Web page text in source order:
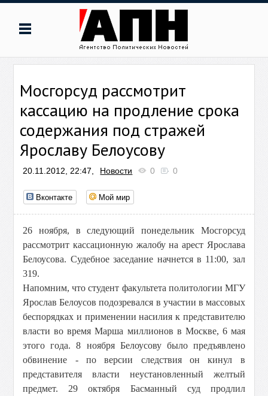
Мосгорсуд рассмотрит
кассацию на продление срока
содержания под стражей
Ярославу Белоусову
20.11.2012, 22:47, Новости 0 0
Вконтакте Мой мир
26 ноября, в следующий понедельник Мосгорсуд
рассмотрит кассационную жалобу на арест Ярослава
Белоусова. Судебное заседание начнется в 11:00, зал
319.
Напомним, что студент факультета политологии МГУ
Ярослав Белоусов подозревался в участии в массовых
беспорядках и применении насилия к представителю
власти во время Марша миллионов в Москве, 6 мая
этого года. 8 ноября Белоусову было предъявлено
обвинение - по версии следствия он кинул в
представителя власти неустановленный желтый
предмет. 29 октября Басманный суд продлил